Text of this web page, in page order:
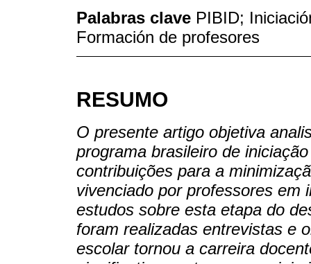
Palabras clave PIBID;
Formación de profesores
RESUMO
O presente artigo objetiva
programa brasileiro de
contribuições para a
vivenciado por professores em
estudos sobre esta etapa do
foram realizadas entrevistas e
escolar tornou a carreira